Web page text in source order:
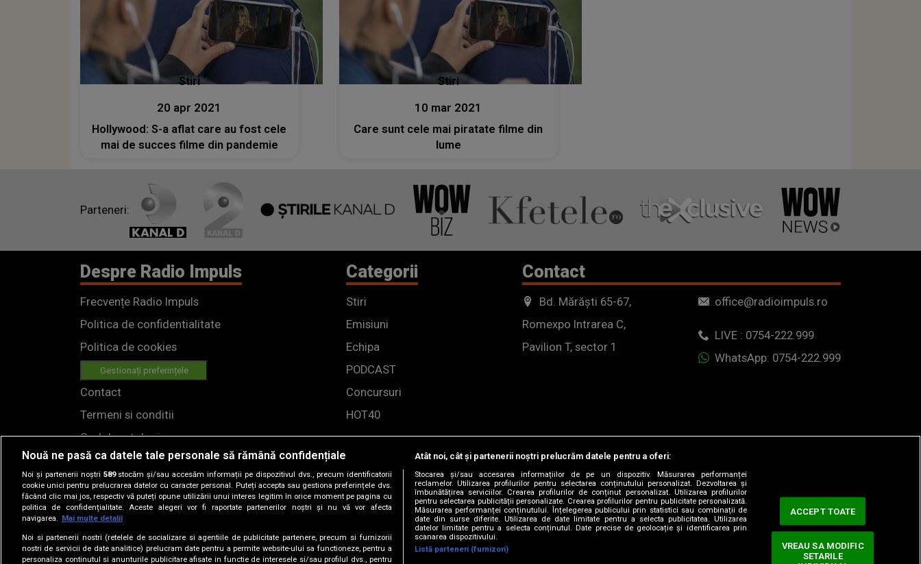
Stiri
20 apr 2021
Hollywood: S-a aflat care au fost cele
mai de succes filme din pandemie
Stiri
10 mar 2021
Care sunt cele mai piratate filme din
lume
Parteneri:
Despre Radio Impuls
Frecvențe Radio Impuls
Politica de confidentialitate
Politica de cookies
Gestionați preferințele
Contact
Termeni si conditii
Cod deontologic
Regulamente
Categorii
Stiri
Emisiuni
Echipa
PODCAST
Concursuri
HOT40
Contact
Bd. Mărăști 65-67,
Romexpo Intrarea C,
Pavilion T, sector 1
office@radioimpuls.ro
LIVE : 0754-222.999
WhatsApp: 0754-222.999
Nouă ne pasă ca datele tale personale să rămână confidențiale
Noi și partenerii noștri 589stocăm și/sau accesăm informații pe dispozitivul dvs., precum identificatorii
cookie unici pentru prelucrarea datelor cu caracter personal. Puteți accepta sau gestiona preferințele dvs.
făcând clic mai jos, respectiv vă puteți opune utilizării unui interes legitim în orice moment pe pagina cu
politica de confidențialitate. Aceste alegeri vor fi raportate partenerilor noștri și nu vă vor afecta
navigarea.
Mai multe detalii
Noi si partenerii nostri (retelele de socializare si agentiile de publicitate partenere, precum si furnizorii
nostri de servicii de date analitice) prelucram date pentru a permite website-ului sa functioneze, pentru a
personaliza continutul si anunturile publicitare afisate in functie de interesele si/sau profilul dvs., pentru
Atât noi, cât și partenerii noștri prelucrăm datele pentru a oferi:
Stocarea și/sau accesarea informațiilor de pe un dispozitiv. Măsurarea performanței
reclamelor. Utilizarea profilurilor pentru selectarea conținutului personalizat. Dezvoltarea și
îmbunătățirea serviciilor. Crearea profilurilor de conținut personalizat. Utilizarea profilurilor
pentru selectarea publicității personalizate. Crearea profilurilor pentru publicitate personalizată.
Măsurarea performanței conținutului. Înțelegerea publicului prin statistici sau combinații de
date din surse diferite. Utilizarea de date limitate pentru a selecta publicitatea. Utilizarea
datelor limitate pentru a selecta conținutul. Date precise de geolocație și identificarea prin
scanarea dispozitivului.
Listă parteneri (furnizori)
ACCEPT TOATE
VREAU SA MODIFIC
SETARILE